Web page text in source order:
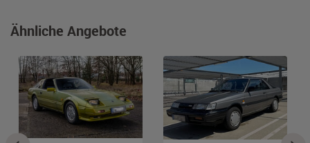
Ähnliche Angebote